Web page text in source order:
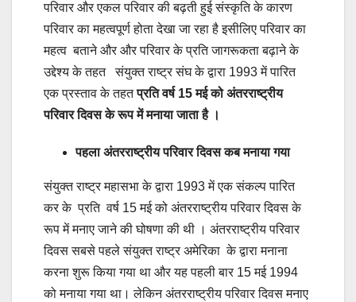
परिवार और एकल परिवार की बढ़ती हुई संस्कृति के कारण
परिवार का महत्वपूर्ण होता देखा जा रहा है इसीलिए परिवार का
महत्व बताने और और परिवार के प्रति जागरूकता बढ़ाने के
उद्देश्य के तहत संयुक्त राष्ट्र संघ के द्वारा 1993 में पारित
एक प्रस्ताव के तहतप्रति वर्ष 15 मई को अंतरराष्ट्रीय
परिवार दिवस के रूप में मनाया जाता है ।
पहला अंतरराष्ट्रीय परिवार दिवस कब मनाया गया
संयुक्त राष्ट्र महासभा के द्वारा 1993 में एक संकल्प पारित
कर के प्रति वर्ष 15 मई को अंतरराष्ट्रीय परिवार दिवस के
रूप में मनाए जाने की घोषणा की थी । अंतरराष्ट्रीय परिवार
दिवस सबसे पहले संयुक्त राष्ट्र अमेरिका के द्वारा मनाना
करना शुरू किया गया था और यह पहली बार 15 मई 1994
को मनाया गया था। लेकिन अंतरराष्ट्रीय परिवार दिवस मनाए